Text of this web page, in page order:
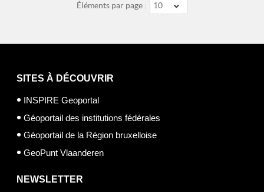
Éléments par page : 10
SITES À DÉCOUVRIR
INSPIRE Geoportal
Géoportail des institutions fédérales
Géoportail de la Région bruxelloise
GeoPunt Vlaanderen
NEWSLETTER